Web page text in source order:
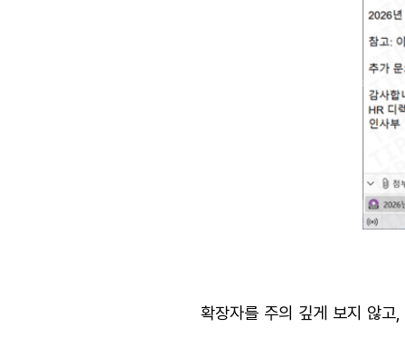
확장자를 주의 깊게 보지 않고